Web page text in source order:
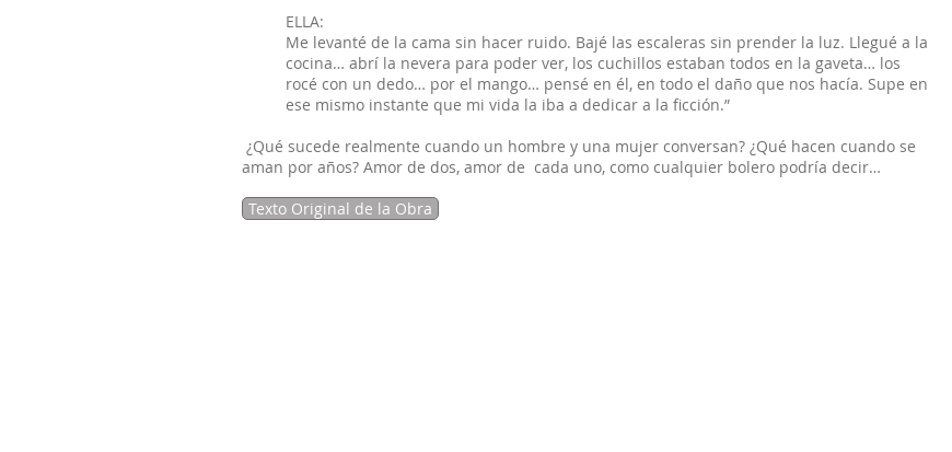
ELLA:
Me levanté de la cama sin hacer ruido. Bajé las escaleras sin prender la luz. Llegué a la
cocina… abrí la nevera para poder ver, los cuchillos estaban todos en la gaveta… los
rocé con un dedo… por el mango… pensé en él, en todo el daño que nos hacía. Supe en
ese mismo instante que mi vida la iba a dedicar a la ficción.”
¿Qué sucede realmente cuando un hombre y una mujer conversan? ¿Qué hacen cuando se
aman por años? Amor de dos, amor de cada uno, como cualquier bolero podría decir…
Texto Original de la Obra